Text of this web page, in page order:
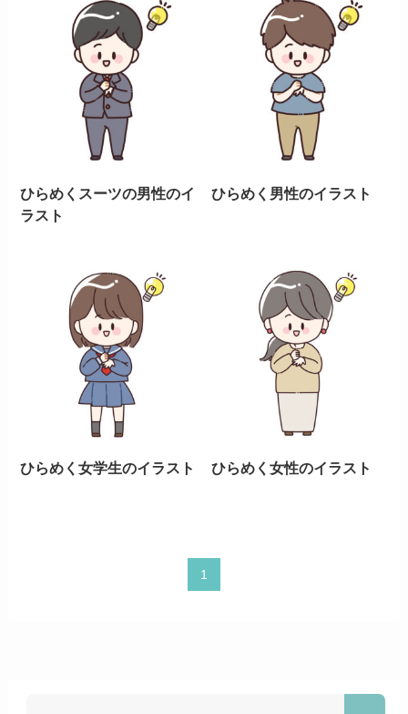
ひらめくスーツの男性のイ
ラスト
ひらめく男性のイラスト
ひらめく女学生のイラスト ひらめく女性のイラスト
1